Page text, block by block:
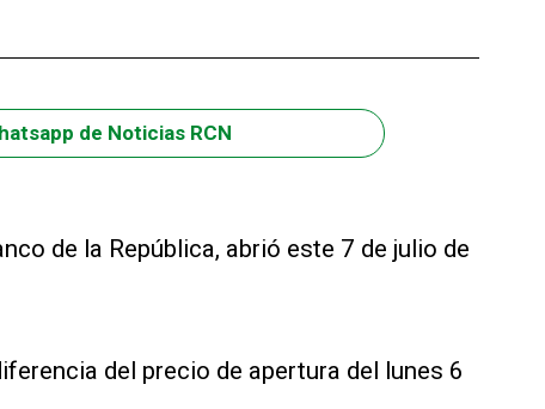
de Noticias RCN
de la República, abrió este 7 de julio de
del precio de apertura del lunes 6